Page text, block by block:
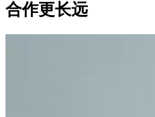
合作更长远